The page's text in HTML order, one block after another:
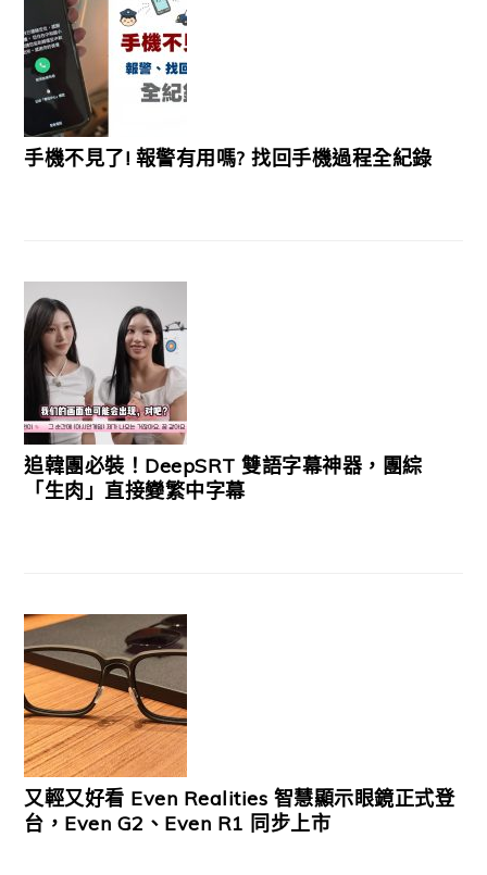
手機不見了! 報警有用嗎? 找回手機過程全紀錄
追韓團必裝！DeepSRT 雙語字幕神器，團綜
「生肉」直接變繁中字幕
又輕又好看 Even Realities 智慧顯示眼鏡正式登
台，Even G2、Even R1 同步上市